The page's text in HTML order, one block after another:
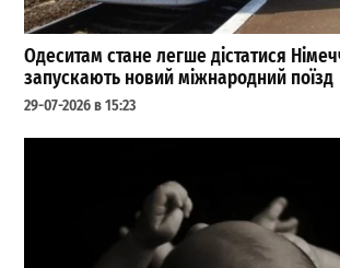
Одеситам стане легше дістатися
запускають новий міжнародний поїзд
29-07-2026 в 15:23